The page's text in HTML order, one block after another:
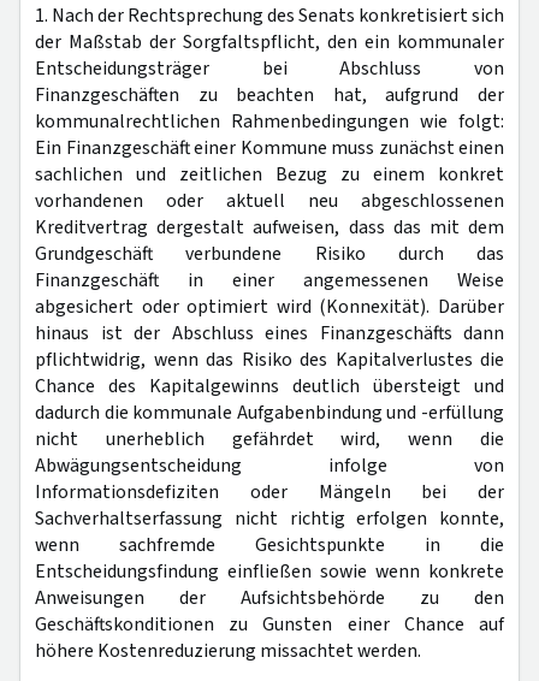
1. Nach der Rechtsprechung des Senats konkretisiert sich
der Maßstab der Sorgfaltspflicht, den ein kommunaler
Entscheidungsträger bei Abschluss von
Finanzgeschäften zu beachten hat, aufgrund der
kommunalrechtlichen Rahmenbedingungen wie folgt:
Ein Finanzgeschäft einer Kommune muss zunächst einen
sachlichen und zeitlichen Bezug zu einem konkret
vorhandenen oder aktuell neu abgeschlossenen
Kreditvertrag dergestalt aufweisen, dass das mit dem
Grundgeschäft verbundene Risiko durch das
Finanzgeschäft in einer angemessenen Weise
abgesichert oder optimiert wird (Konnexität). Darüber
hinaus ist der Abschluss eines Finanzgeschäfts dann
pflichtwidrig, wenn das Risiko des Kapitalverlustes die
Chance des Kapitalgewinns deutlich übersteigt und
dadurch die kommunale Aufgabenbindung und -erfüllung
nicht unerheblich gefährdet wird, wenn die
Abwägungsentscheidung infolge von
Informationsdefiziten oder Mängeln bei der
Sachverhaltserfassung nicht richtig erfolgen konnte,
wenn sachfremde Gesichtspunkte in die
Entscheidungsfindung einfließen sowie wenn konkrete
Anweisungen der Aufsichtsbehörde zu den
Geschäftskonditionen zu Gunsten einer Chance auf
höhere Kostenreduzierung missachtet werden.